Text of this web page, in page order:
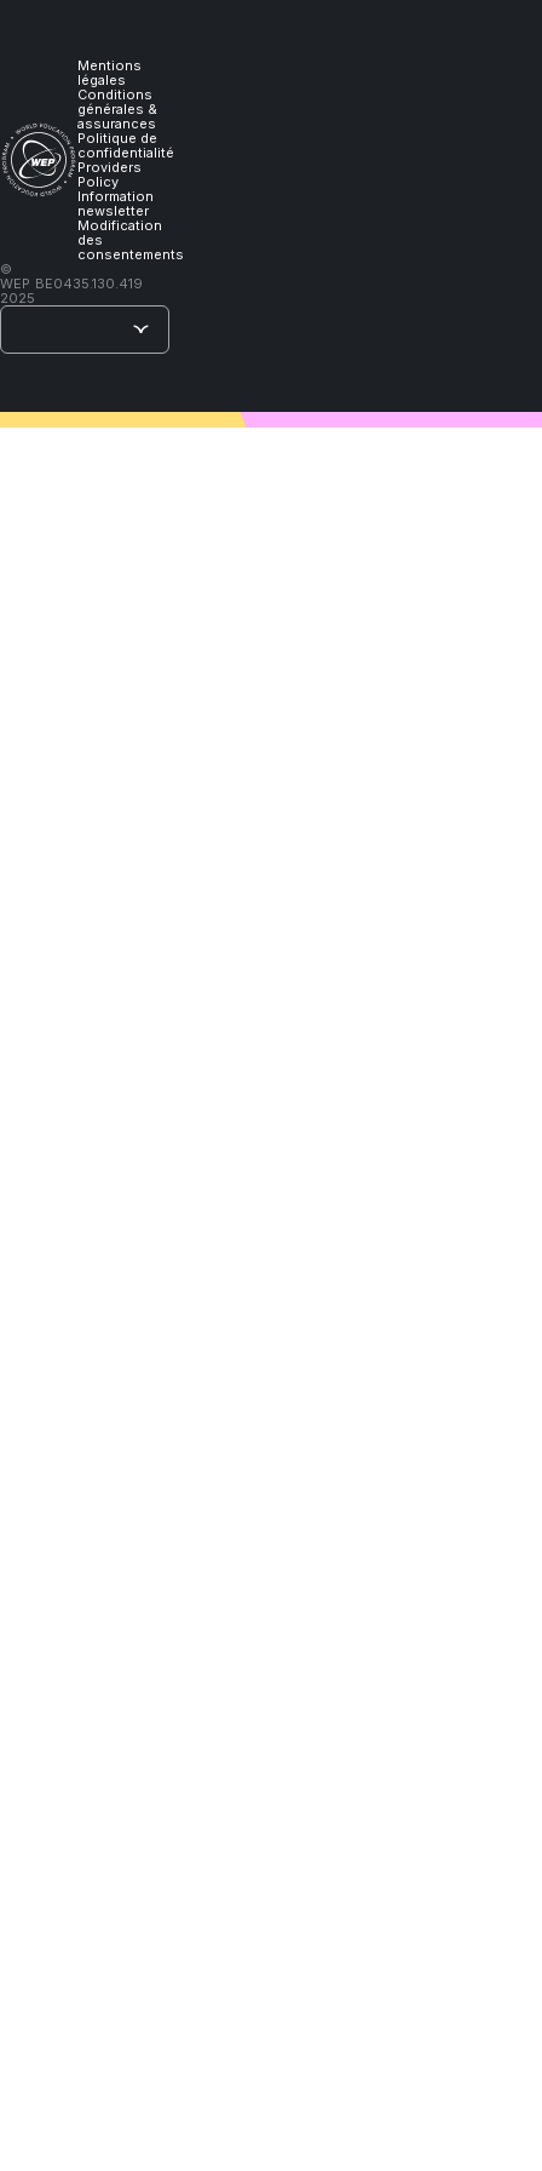
Mentions
légales
Conditions
générales &
assurances
Politique de
confidentialité
Providers
Policy
Information
newsletter
Modification
des
consentements
©
WEP
2025
BE0435.130.419
will
learn."
Lao